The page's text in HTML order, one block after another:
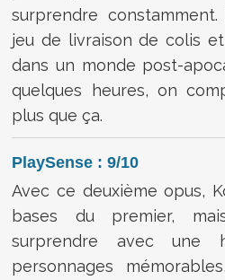
surprendre
jeu de livraison de colis
dans un monde post-
quelques heures, on
plus que ça.
PlaySense : 9/10
Avec ce deuxième opus,
bases du premier,
surprendre avec une
personnages